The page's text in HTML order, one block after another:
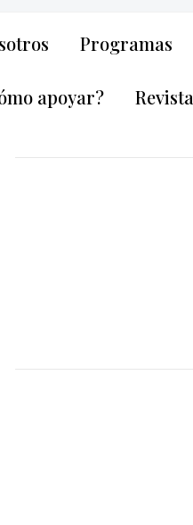
Programas
apoyar?